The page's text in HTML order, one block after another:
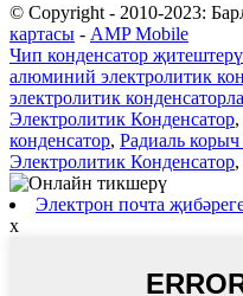
© Copyright - 2010-2023:
картасы - AMP Mobile
Чип конденсатор җитештерү
алюминий электролитик
электролитик
Электролитик Конденсатор,
конденсатор, Радиаль
Электролитик Конденсатор,
Электрон почта
x